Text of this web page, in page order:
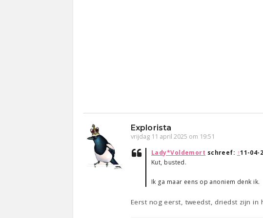
Explorista
vrijdag 11 april 2025 om 19:51
Lady*Voldemort schreef: ↑11-04-
Kut, busted.
Ik ga maar eens op anoniem denk ik.
Eerst nog eerst, tweedst, driedst zijn in